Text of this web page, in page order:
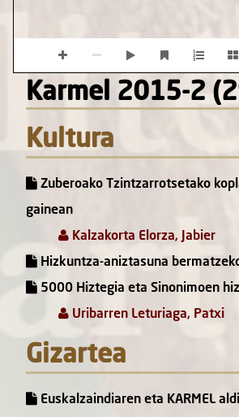
Karmel 2015-2
Kultura
Zuberoako Tzintzarrotsetako
gainean
Kalzakorta Elorza, Jabier
Hizkuntza-aniztasuna
5000 Hiztegia eta Sinonimoen
Uribarren Leturiaga, Patxi
Gizartea
Euskalzaindiaren eta KARMEL